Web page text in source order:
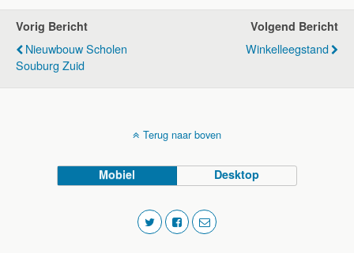
e
b
o
o
n
Vorig Bericht
Nieuwbouw Scholen
Souburg Zuid
Volgend Bericht
Winkelleegstand
Terug naar boven
Mobiel Desktop